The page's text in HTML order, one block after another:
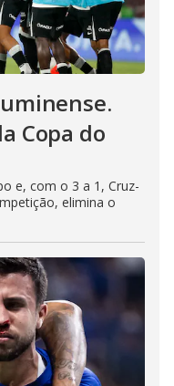
Copa do
e, com o 3 a 1, Cruz-
elimina o